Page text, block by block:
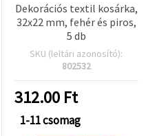
Dekorációs textil kosárka,
32x22 mm, fehér és piros,
5 db
SKU (leltári azonosító):
802532
312.00 Ft
1-11 csomag